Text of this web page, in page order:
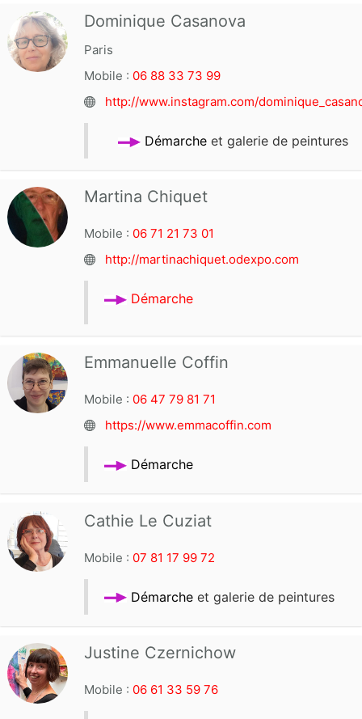
Dominique Casanova
Paris
Mobile : 06 88 33 73 99
http://www.instagram.com/
Démarche et galerie de peintures
Martina Chiquet
Mobile : 06 71 21 73 01
http://martinachiquet.odexpo.com
Démarche
Emmanuelle Coffin
Mobile : 06 47 79 81 71
https://www.emmacoffin.com
Démarche
Cathie Le Cuziat
Mobile : 07 81 17 99 72
Démarche et galerie de peintures
Justine Czernichow
Mobile : 06 61 33 59 76